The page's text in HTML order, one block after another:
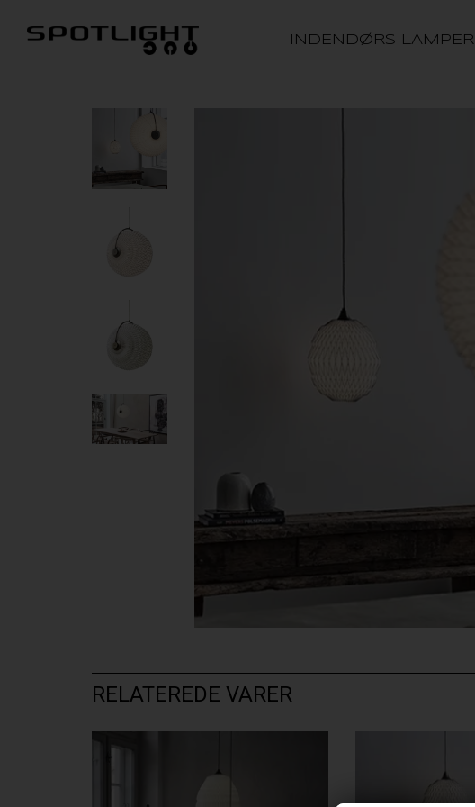
INDENDØRS LAMPER
RELATEREDE VARER